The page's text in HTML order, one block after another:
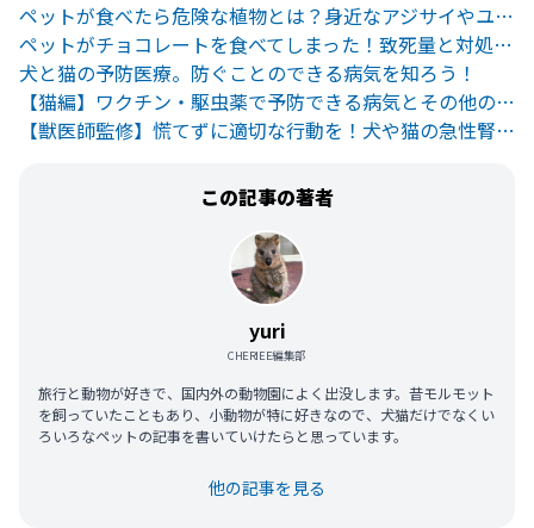
ペットが食べたら危険な植物とは？身近なアジサイやユリにも注意
ペットがチョコレートを食べてしまった！致死量と対処法について
犬と猫の予防医療。防ぐことのできる病気を知ろう！
【猫編】ワクチン・駆虫薬で予防できる病気とその他の病気の予防法
【獣医師監修】慌てずに適切な行動を！犬や猫の急性腎不全とは？
この記事の著者
yuri
CHERIEE編集部
旅行と動物が好きで、国内外の動物園によく出没します。昔モルモット
を飼っていたこともあり、小動物が特に好きなので、犬猫だけでなくい
ろいろなペットの記事を書いていけたらと思っています。
他の記事を見る